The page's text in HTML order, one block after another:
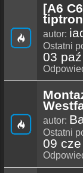
[A6
autor:
Ostatni
03
autor:
Ostatni
09